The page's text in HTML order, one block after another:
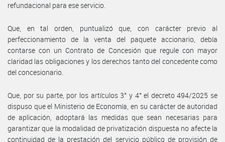
refundacional para ese servicio.
Que, en tal orden, puntualizó que, con carácter previo al
perfeccionamiento de la venta del paquete accionario, debía
contarse con un Contrato de Concesión que regule con mayor
claridad las obligaciones y los derechos tanto del concedente como
del concesionario.
Que, por su parte, por los artículos 3° y 4° el decreto 494/2025 se
dispuso que el Ministerio de Economía, en su carácter de autoridad
de aplicación, adoptará las medidas que sean necesarias para
garantizar que la modalidad de privatización dispuesta no afecte la
continuidad de la prestación del servicio público de provisión de